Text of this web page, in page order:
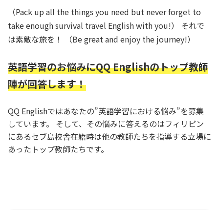
（Pack up all the things you need but never forget to
take enough survival travel English with you!） それで
は素敵な旅を！ （Be great and enjoy the journey!）
英語学習のお悩みにQQ Englishのトップ教師
陣が回答します！
QQ Englishではあなたの”英語学習における悩み”を募集
しています。 そして、その悩みに答えるのはフィリピン
にあるセブ島校舎在籍時は他の教師たちを指導する立場に
あったトップ教師たちです。